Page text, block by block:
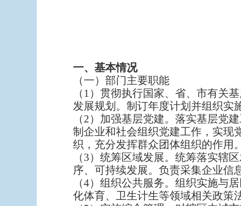
一、基本情况
（一）部门主要职能
（1）贯彻执行国家、省、市有关
发展规划。制订年度计划并组织实
（2）加强基层党建。落实基层党
制企业和社会组织党建工作，实现
织，充分发挥群众团体组织的作用。
（3）统筹区域发展。统筹落实辖
序、可持续发展。负责采集企业信
（4）组织公共服务。组织实施与
化体育、卫生计生等领域相关政策